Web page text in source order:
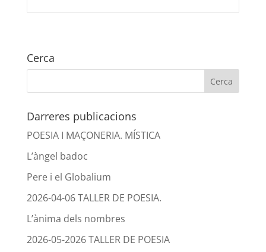
Cerca
Darreres publicacions
POESIA I MAÇONERIA. MÍSTICA
L’àngel badoc
Pere i el Globalium
2026-04-06 TALLER DE POESIA.
L’ànima dels nombres
2026-05-2026 TALLER DE POESIA